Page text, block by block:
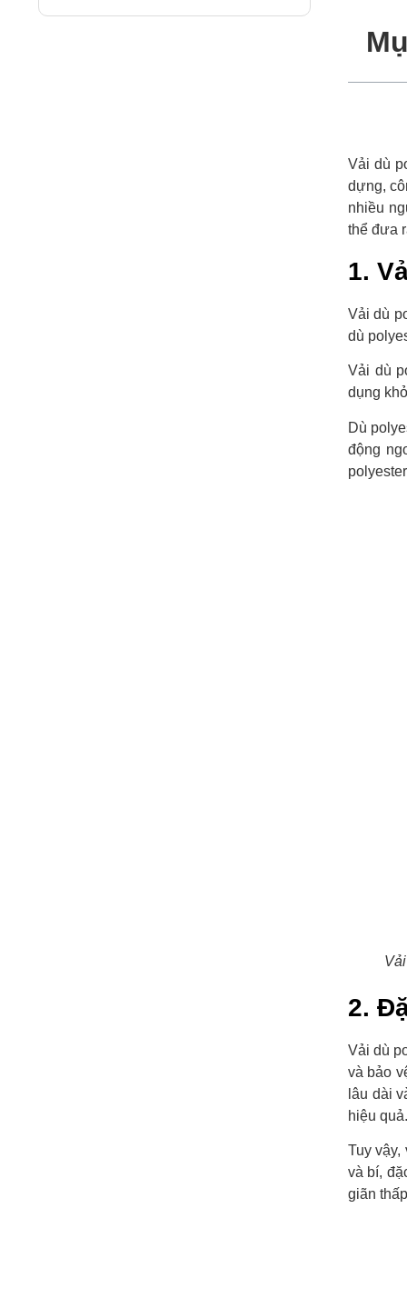
Vải dù
dựng,
nhiều
thể đưa
1.
Vải dù
dù
Vải dù
dụng
Dù
động
2.
Vải dù
và bảo
lâu dài
hiệu quả.
Tuy vậy,
và bí,
giãn